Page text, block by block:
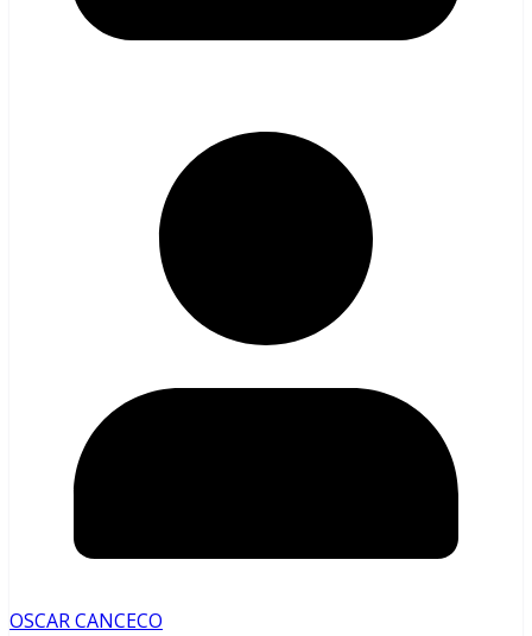
OSCAR CANCECO